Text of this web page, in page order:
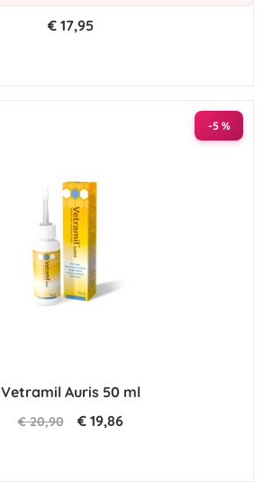
€ 17,95
-5 %
Vetramil Auris 50 ml
€ 20,90 € 19,86